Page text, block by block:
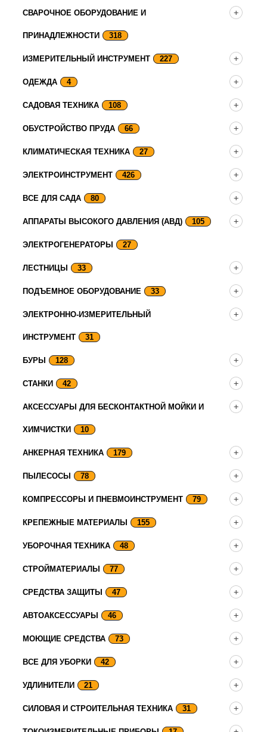
СВАРОЧНОЕ ОБОРУДОВАНИЕ И
ПРИНАДЛЕЖНОСТИ 318
ИЗМЕРИТЕЛЬНЫЙ ИНСТРУМЕНТ 227
ОДЕЖДА 4
САДОВАЯ ТЕХНИКА 108
ОБУСТРОЙСТВО ПРУДА 66
КЛИМАТИЧЕСКАЯ ТЕХНИКА 27
ЭЛЕКТРОИНСТРУМЕНТ 426
ВСЕ ДЛЯ САДА 80
АППАРАТЫ ВЫСОКОГО ДАВЛЕНИЯ (АВД) 105
ЭЛЕКТРОГЕНЕРАТОРЫ 27
ЛЕСТНИЦЫ 33
ПОДЪЕМНОЕ ОБОРУДОВАНИЕ 33
ЭЛЕКТРОННО-ИЗМЕРИТЕЛЬНЫЙ
ИНСТРУМЕНТ 31
БУРЫ 128
СТАНКИ 42
АКСЕССУАРЫ ДЛЯ БЕСКОНТАКТНОЙ МОЙКИ И
ХИМЧИСТКИ 10
АНКЕРНАЯ ТЕХНИКА 179
ПЫЛЕСОСЫ 78
КОМПРЕССОРЫ И ПНЕВМОИНСТРУМЕНТ 79
КРЕПЕЖНЫЕ МАТЕРИАЛЫ 155
УБОРОЧНАЯ ТЕХНИКА 48
СТРОЙМАТЕРИАЛЫ 77
СРЕДСТВА ЗАЩИТЫ 47
АВТОАКСЕССУАРЫ 46
МОЮЩИЕ СРЕДСТВА 73
ВСЕ ДЛЯ УБОРКИ 42
УДЛИНИТЕЛИ 21
СИЛОВАЯ И СТРОИТЕЛЬНАЯ ТЕХНИКА 31